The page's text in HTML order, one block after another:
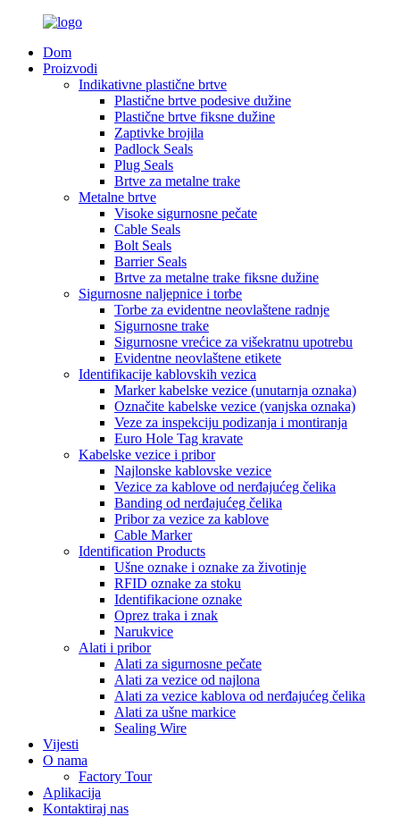
Dom
Proizvodi
Indikativne plastične brtve
Plastične brtve podesive dužine
Plastične brtve fiksne dužine
Zaptivke brojila
Padlock Seals
Plug Seals
Brtve za metalne trake
Metalne brtve
Visoke sigurnosne pečate
Cable Seals
Bolt Seals
Barrier Seals
Brtve za metalne trake fiksne dužine
Sigurnosne naljepnice i torbe
Torbe za evidentne neovlaštene radnje
Sigurnosne trake
Sigurnosne vrećice za višekratnu upotrebu
Evidentne neovlaštene etikete
Identifikacije kablovskih vezica
Marker kabelske vezice (unutarnja oznaka)
Označite kabelske vezice (vanjska oznaka)
Veze za inspekciju podizanja i montiranja
Euro Hole Tag kravate
Kabelske vezice i pribor
Najlonske kablovske vezice
Vezice za kablove od nerđajućeg čelika
Banding od nerđajućeg čelika
Pribor za vezice za kablove
Cable Marker
Identification Products
Ušne oznake i oznake za životinje
RFID oznake za stoku
Identifikacione oznake
Oprez traka i znak
Narukvice
Alati i pribor
Alati za sigurnosne pečate
Alati za vezice od najlona
Alati za vezice kablova od nerđajućeg čelika
Alati za ušne markice
Sealing Wire
Vijesti
O nama
Factory Tour
Aplikacija
Kontaktiraj nas